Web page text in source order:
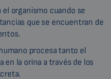
organismo cuando se
que se encuentran de
procesa tanto el
en la orina a través de los